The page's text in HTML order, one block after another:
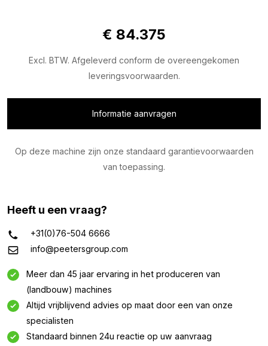
€ 84.375
Excl. BTW. Afgeleverd conform de overeengekomen
leveringsvoorwaarden.
Informatie aanvragen
Op deze machine zijn onze standaard garantievoorwaarden
van toepassing.
Heeft u een vraag?
+31(0)76-504 6666
info@peetersgroup.com
Meer dan 45 jaar ervaring in het produceren van
(landbouw) machines
Altijd vrijblijvend advies op maat door een van onze
specialisten
Standaard binnen 24u reactie op uw aanvraag
Informatie aanvragen